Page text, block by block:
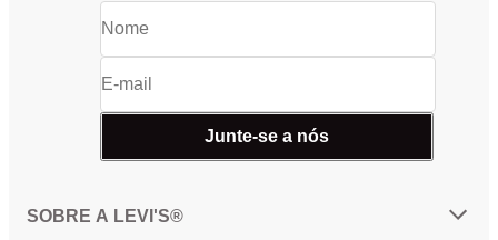
Junte-se a nós
SOBRE A LEVI'S®